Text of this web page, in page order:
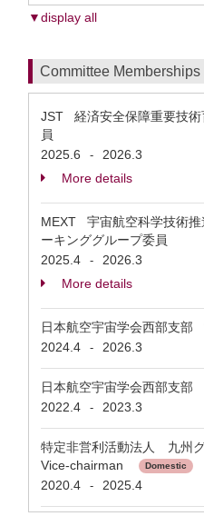
▼display all
Committee Memberships
JST 経済安全保障重要技
員
2025.6
-
2026.3
More details
MEXT 宇宙航空科学技術推
ーキンググループ委員
2025.4
-
2026.3
More details
日本航空宇宙学会西部支
2024.4 - 2026.3
日本航空宇宙学会西部支
2022.4 - 2023.3
特定非営利活動法人 九州
Vice-chairman
Domestic
2020.4 - 2025.4